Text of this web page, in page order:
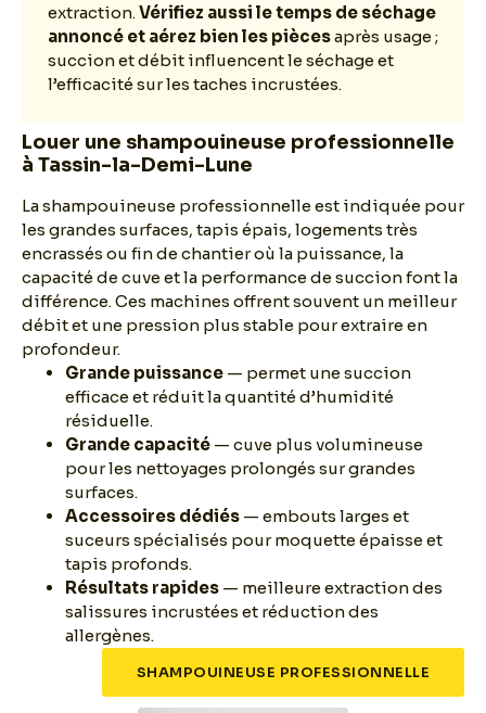
extraction. Vérifiez aussi le temps de séchage
annoncé et aérez bien les piècesaprès usage ;
succion et débit influencent le séchage et
l’efficacité sur les taches incrustées.
Louer une shampouineuse professionnelle
à Tassin-la-Demi-Lune
La shampouineuse professionnelle est indiquée pour
les grandes surfaces, tapis épais, logements très
encrassés ou fin de chantier où la puissance, la
capacité de cuve et la performance de succion font la
différence. Ces machines offrent souvent un meilleur
débit et une pression plus stable pour extraire en
profondeur.
Grande puissance — permet une succion
efficace et réduit la quantité d’humidité
résiduelle.
Grande capacité — cuve plus volumineuse
pour les nettoyages prolongés sur grandes
surfaces.
Accessoires dédiés — embouts larges et
suceurs spécialisés pour moquette épaisse et
tapis profonds.
Résultats rapides — meilleure extraction des
salissures incrustées et réduction des
allergènes.
SHAMPOUINEUSE PROFESSIONNELLE